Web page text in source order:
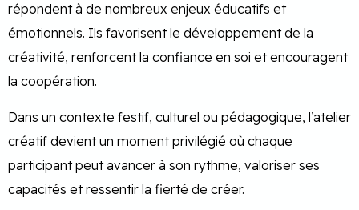
répondent à de nombreux enjeux éducatifs et
émotionnels. Ils favorisent le développement de la
créativité, renforcent la confiance en soi et encouragent
la coopération.
Dans un contexte festif, culturel ou pédagogique, l’atelier
créatif devient un moment privilégié où chaque
participant peut avancer à son rythme, valoriser ses
capacités et ressentir la fierté de créer.